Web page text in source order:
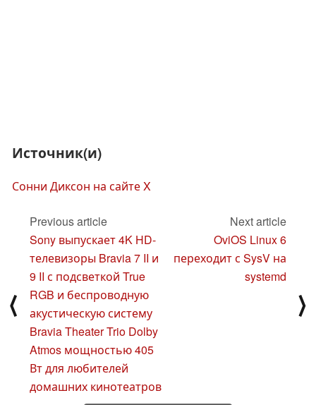
Источник(и)
Сонни Диксон на сайте X
⟨
Previous article
Sony выпускает 4K HD-
телевизоры Bravia 7 II и
9 II с подсветкой True
RGB и беспроводную
акустическую систему
Bravia Theater Trio Dolby
Atmos мощностью 405
Вт для любителей
домашних кинотеатров
Next article
OviOS Linux 6
переходит с SysV на
systemd
⟩